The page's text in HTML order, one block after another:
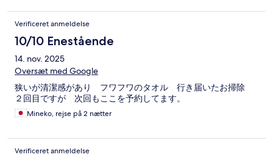
Verificeret anmeldelse
10/10 Enestående
14. nov. 2025
Oversæt med Google
狭いが清潔感があり フワフワのタオル 行き届いたお掃除
２回目ですが 次回もここを予約してます。
Mineko, rejse på 2 nætter
Verificeret anmeldelse